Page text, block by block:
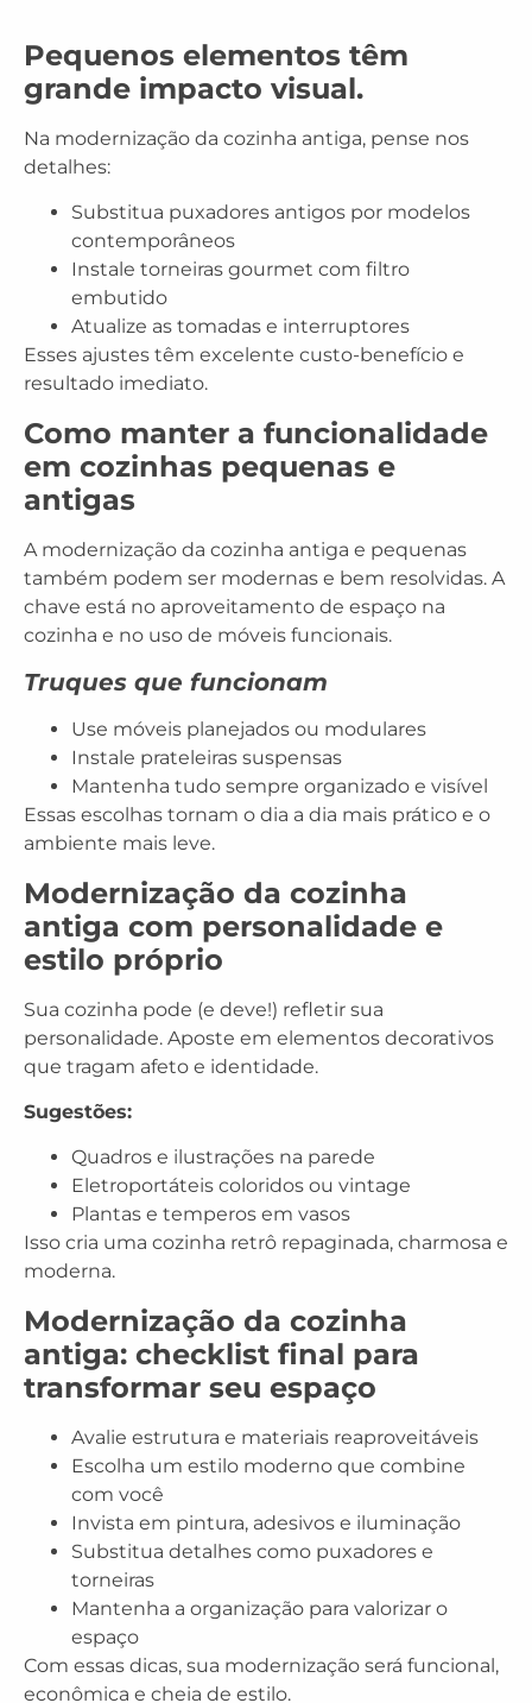
Pequenos elementos têm
grande impacto visual.
Na modernização da cozinha antiga, pense nos
detalhes:
Substitua puxadores antigos por modelos
contemporâneos
Instale torneiras gourmet com filtro
embutido
Atualize as tomadas e interruptores
Esses ajustes têm excelente custo-benefício e
resultado imediato.
Como manter a funcionalidade
em cozinhas pequenas e
antigas
A modernização da cozinha antiga e pequenas
também podem ser modernas e bem resolvidas. A
chave está no aproveitamento de espaço na
cozinha e no uso de móveis funcionais.
Truques que funcionam
Use móveis planejados ou modulares
Instale prateleiras suspensas
Mantenha tudo sempre organizado e visível
Essas escolhas tornam o dia a dia mais prático e o
ambiente mais leve.
Modernização da cozinha
antiga com personalidade e
estilo próprio
Sua cozinha pode (e deve!) refletir sua
personalidade. Aposte em elementos decorativos
que tragam afeto e identidade.
Sugestões:
Quadros e ilustrações na parede
Eletroportáteis coloridos ou vintage
Plantas e temperos em vasos
Isso cria uma cozinha retrô repaginada, charmosa e
moderna.
Modernização da cozinha
antiga: checklist final para
transformar seu espaço
Avalie estrutura e materiais reaproveitáveis
Escolha um estilo moderno que combine
com você
Invista em pintura, adesivos e iluminação
Substitua detalhes como puxadores e
torneiras
Mantenha a organização para valorizar o
espaço
Com essas dicas, sua modernização será funcional,
econômica e cheia de estilo.